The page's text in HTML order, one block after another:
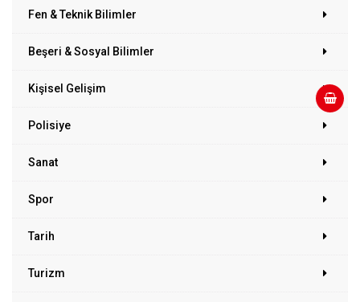
Fen & Teknik Bilimler
Beşeri & Sosyal Bilimler
Kişisel Gelişim
Polisiye
Sanat
Spor
Tarih
Turizm